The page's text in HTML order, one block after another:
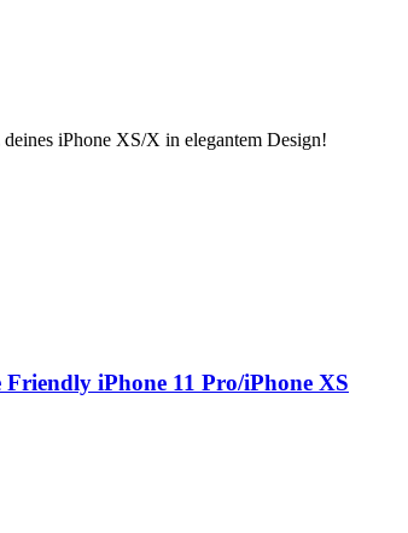
iPhone XS/X in elegantem Design!
iPhone 11 Pro/iPhone XS